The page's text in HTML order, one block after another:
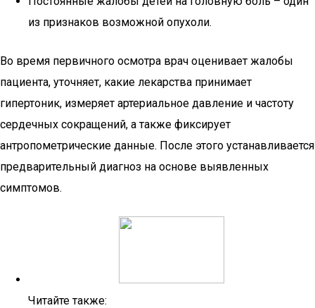
из признаков возможной опухоли.
Во время первичного осмотра врач оценивает жалобы
пациента, уточняет, какие лекарства принимает
гипертоник, измеряет артериальное давление и частоту
сердечных сокращений, а также фиксирует
антропометрические данные. После этого устанавливается
предварительный диагноз на основе выявленных
симптомов.
Читайте также: